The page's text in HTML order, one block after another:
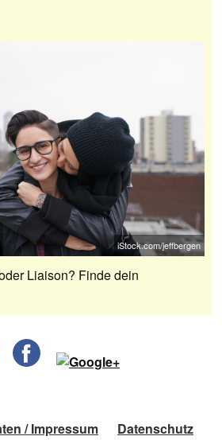
iStock.com/jeffbergen
Liaison? Finde dein
/ Impressum
Datenschutz